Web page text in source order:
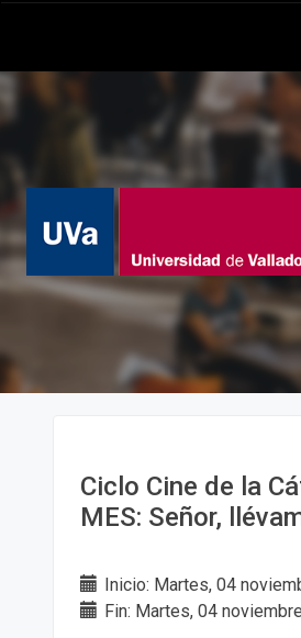
Ciclo Cine de la
MES: Señor,
Inicio: Martes, 04
Fin: Martes, 04